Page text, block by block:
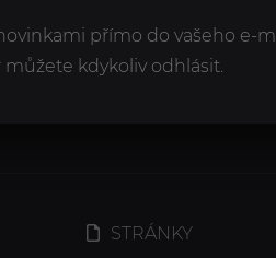
přímo do vašeho e-
kdykoliv odhlásit.
STRÁNKY